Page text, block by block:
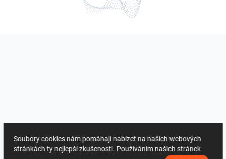
Soubory cookies nám pomáhají nabízet na našich webových
stránkách ty nejlepší zkušenosti. Používáním našich stránek